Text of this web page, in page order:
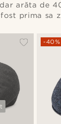
arăta de
prima sa
-40%